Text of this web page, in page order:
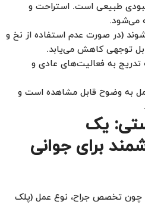
طبیعی است. استراحت و
می‌شود.
(در صورت عدم استفاده از نخ و
توجهی کاهش می‌یابد.
تدریج به فعالیت‌های عادی و
به وضوح قابل مشاهده است و
یک
برای جوانی
چون تخصص جراح، نوع عمل (پلک